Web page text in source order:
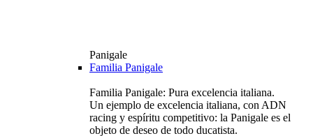
Panigale
Familia Panigale
Familia Panigale: Pura excelencia italiana.
Un ejemplo de excelencia italiana, con ADN
racing y espíritu competitivo: la Panigale es el
objeto de deseo de todo ducatista.